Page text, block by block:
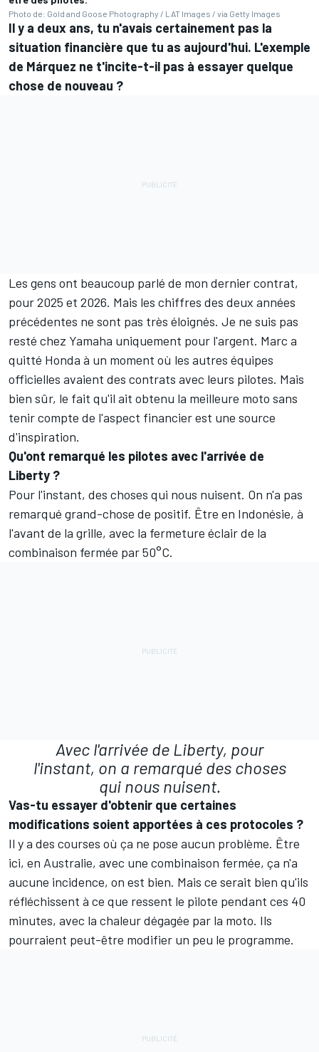
Photo de: Gold and Goose Photography / LAT Images / via Getty Images
Il y a deux ans, tu n'avais certainement pas la
situation financière que tu as aujourd'hui. L'exemple
de Márquez ne t'incite-t-il pas à essayer quelque
chose de nouveau ?
Les gens ont beaucoup parlé de mon dernier contrat,
pour 2025 et 2026. Mais les chiffres des deux années
précédentes ne sont pas très éloignés. Je ne suis pas
resté chez Yamaha uniquement pour l'argent. Marc a
quitté Honda à un moment où les autres équipes
officielles avaient des contrats avec leurs pilotes. Mais
bien sûr, le fait qu'il ait obtenu la meilleure moto sans
tenir compte de l'aspect financier est une source
d'inspiration.
Qu'ont remarqué les pilotes avec l'arrivée de
Liberty ?
Pour l'instant, des choses qui nous nuisent. On n'a pas
remarqué grand-chose de positif. Être en Indonésie, à
l'avant de la grille, avec la fermeture éclair de la
combinaison fermée par 50°C.
Avec l'arrivée de Liberty, pour
l'instant, on a remarqué des choses
qui nous nuisent.
Vas-tu essayer d'obtenir que certaines
modifications soient apportées à ces protocoles ?
Il y a des courses où ça ne pose aucun problème. Être
ici, en Australie, avec une combinaison fermée, ça n'a
aucune incidence, on est bien. Mais ce serait bien qu'ils
réfléchissent à ce que ressent le pilote pendant ces 40
minutes, avec la chaleur dégagée par la moto. Ils
pourraient peut-être modifier un peu le programme.